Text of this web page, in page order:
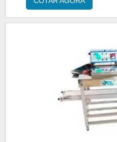
LACRADORA DE
de mercado quando o
caixas e máquina de
com fita, oferecendo o
tecnologia ao
lacradora de caixas,
orçar com empresas que